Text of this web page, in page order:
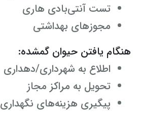
تست آنتی‌بادی هاری
مجوزهای بهداشتی
هنگام یافتن حیوان گمشده:
اطلاع به شهرداری/دهداری
تحویل به مراکز مجاز
پیگیری هزینه‌های نگهداری